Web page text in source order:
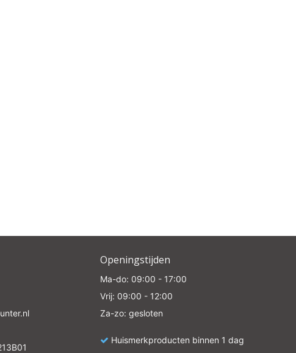
Openingstijden
Ma-do: 09:00 - 17:00
Vrij: 09:00 - 12:00
Za-zo: gesloten
Huismerkproducten binnen 1 dag